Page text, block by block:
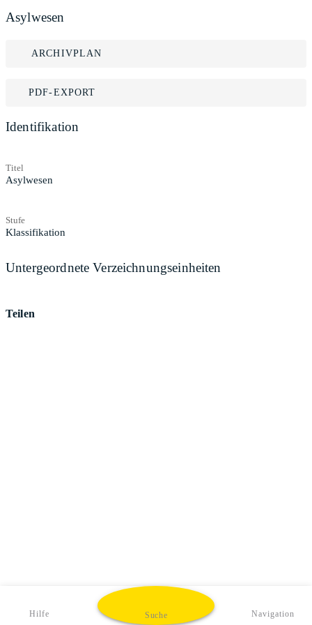
Asylwesen
ARCHIVPLAN
PDF-EXPORT
Identifikation
Titel
Asylwesen
Stufe
Klassifikation
Untergeordnete Verzeichnungseinheiten
Teilen
Hilfe Suche Navigation